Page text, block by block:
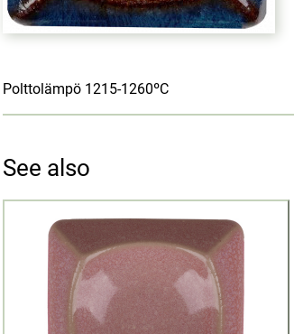
Polttolämpö 1215-1260ºC
See also